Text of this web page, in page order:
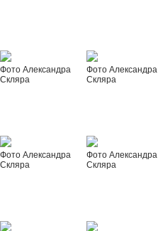
Фото Александра
Скляра
Фото Александра
Скляра
Фото Александра
Скляра
Фото Александра
Скляра